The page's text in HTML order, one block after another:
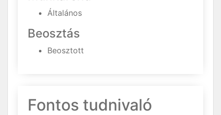
Általános
Beosztás
Beosztott
Fontos tudnivaló